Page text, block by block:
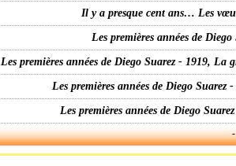
Il y a presque cent ans… Les
Les premières années de
Les premières années de Diego Suarez - 1919,
Les premières années de Diego
Les premières années de Diego